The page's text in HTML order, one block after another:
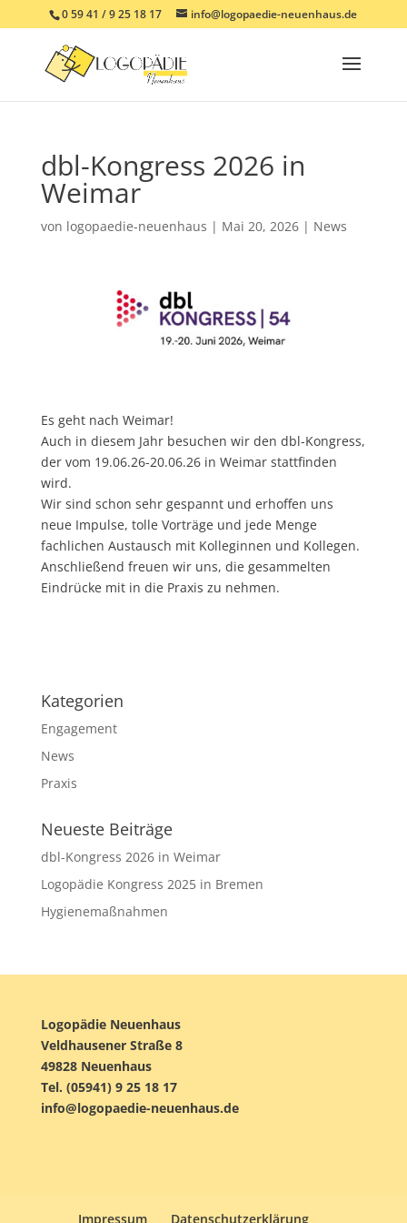
0 59 41 / 9 25 18 17 info@logopaedie-neuenhaus.de
dbl-Kongress 2026 in
Weimar
von logopaedie-neuenhaus | Mai 20, 2026| News
Es geht nach Weimar!
Auch in diesem Jahr besuchen wir den dbl-Kongress,
der vom 19.06.26-20.06.26 in Weimar stattfinden
wird.
Wir sind schon sehr gespannt und erhoffen uns
neue Impulse, tolle Vorträge und jede Menge
fachlichen Austausch mit Kolleginnen und Kollegen.
Anschließend freuen wir uns, die gesammelten
Eindrücke mit in die Praxis zu nehmen.
Kategorien
Engagement
News
Praxis
Neueste Beiträge
dbl-Kongress 2026 in Weimar
Logopädie Kongress 2025 in Bremen
Hygienemaßnahmen
Logopädie Neuenhaus
Veldhausener Straße 8
49828 Neuenhaus
Tel. (05941) 9 25 18 17
info@logopaedie-neuenhaus.de
Impressum Datenschutzerklärung